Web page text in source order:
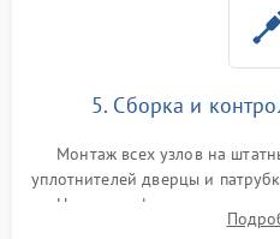
5. Сборка и
Монтаж всех узлов на
уплотнителей дверцы и
Надежная фиксация хомутов
сборка корпуса и